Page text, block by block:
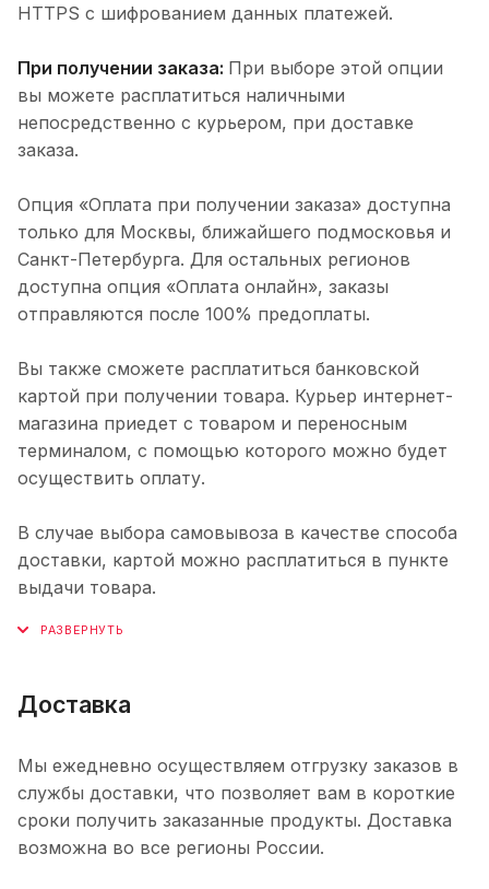
HTTPS с шифрованием данных платежей.
При получении заказа: При выборе этой опции
вы можете расплатиться наличными
непосредственно с курьером, при доставке
заказа.
Опция «Оплата при получении заказа» доступна
только для Москвы, ближайшего подмосковья и
Санкт-Петербурга. Для остальных регионов
доступна опция «Оплата онлайн», заказы
отправляются после 100% предоплаты.
Вы также сможете расплатиться банковской
картой при получении товара. Курьер интернет-
магазина приедет с товаром и переносным
терминалом, с помощью которого можно будет
осуществить оплату.
В случае выбора самовывоза в качестве способа
доставки, картой можно расплатиться в пункте
выдачи товара.
Доставка
Мы ежедневно осуществляем отгрузку заказов в
службы доставки, что позволяет вам в короткие
сроки получить заказанные продукты. Доставка
возможна во все регионы России.